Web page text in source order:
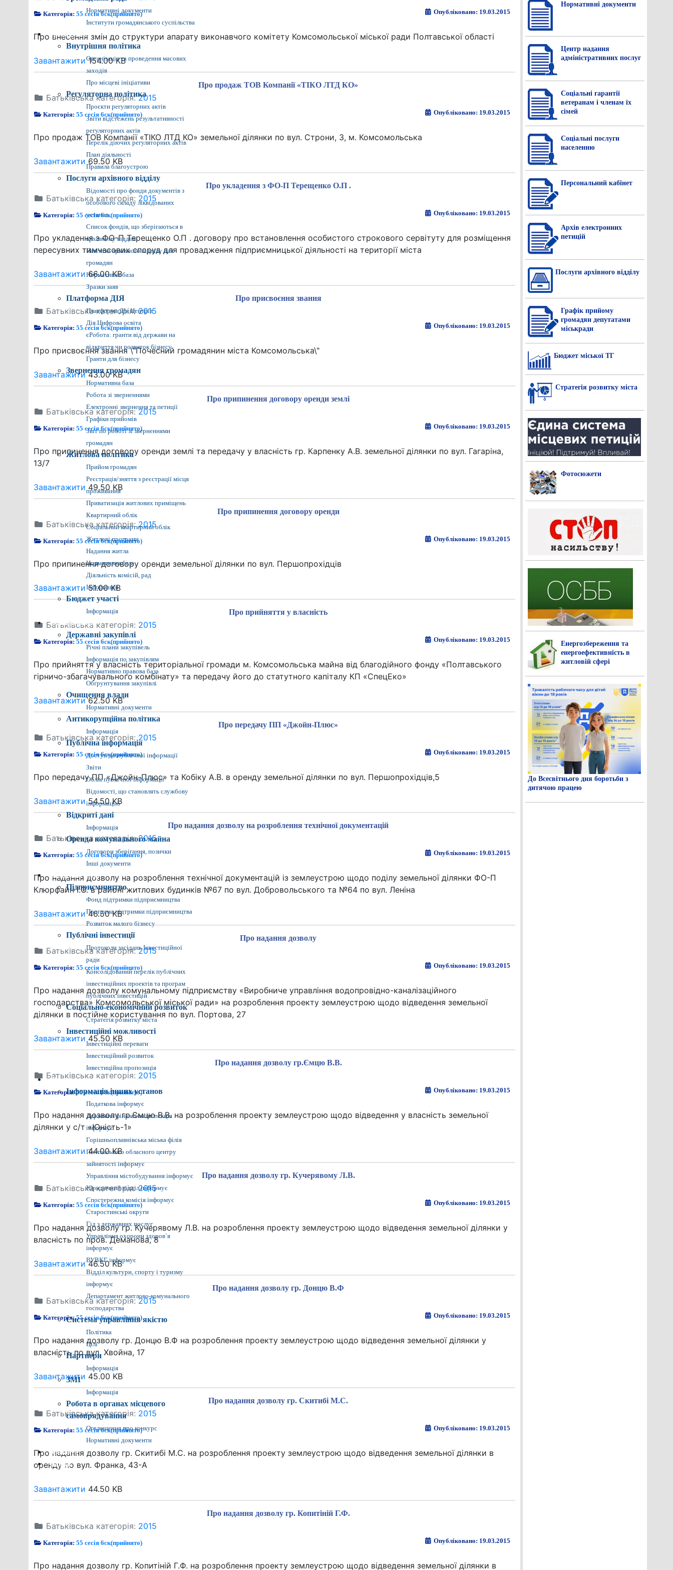
Нормативні документи
Інститути громадянського суспільства
Громадянам
Внутрішня політика
Організація та проведення масових
заходів
Про місцеві ініціативи
Регуляторна політика
Проєкти регуляторних актів
Звіти відстежень результативності
регуляторних актів
Перелік діючих регуляторних актів
План діяльності
Правила благоустрою
Послуги архівного відділу
Відомості про фонди документів з
особового складу ліквідованих
установ
Список фондів, що зберігаються в
архівному відділі
Пам'ятка архівного відділу для
громадян
Нормативна база
Зразки заяв
Платформа ДІЯ
Платформа ДІя.Центрів
Дія.Цифрова освіта
єРобота: гранти від держави на
відкриття чи розвиток бізнесу
Гранти для бізнесу
Звернення громадян
Нормативна база
Робота зі зверненнями
Електронні звернення та петиції
Графіки прийомів
Звіт по роботі зі зверненнями
громадян
Житлова політика
Прийом громадян
Реєстрація/зняття з реєстрації місця
проживання
Приватизація житлових приміщень
Квартирний облік
Соціальний квартирний облік
Житлові програми
Надання житла
Нормативна база
Діяльність комісій, рад
Інформація
Бюджет участі
Інформація
Прозора влада
Державні закупівлі
Річні плани закупівель
Інформація по закупівлям
Нормативно правова база
Обґрунтування закупівлі
Очищення влади
Нормативні документи
Антикорупційна політика
Інформація
Публічна інформація
Доступ до публічної інформації
Звіти
Облік публічної інформації
Відомості, що становлять службову
інформацію
Відкриті дані
Інформація
Оренда комунального майна
Договори зберігання, позички
Інші документи
Економіка міста
Підприємництво
Фонд підтримки підприємництва
Програма підтримки підприємництва
Розвиток малого бізнесу
Публічні інвестиції
Протоколи засідань Інвестиційної
ради
Консолідований перелік публічних
інвестиційних проектів та програм
публічних інвестицій
Соціально-економічний розвиток
Стратегія розвитку міста
Інвестиційні можливості
Інвестиційні переваги
Інвестиційний розвиток
Інвестиційна пропозиція
Різне
Інформація інших установ
Податкова інформує
Державна фінансова інспекція
інформує
Горішньоплавнівська міська філія
Полтавського обласного центру
зайнятості інформує
Управління містобудування інформує
Юридичний відділ інформує
Спостережна комісія інформує
Старостинські округи
Гід з державних послуг
Управління охорони здоров`я
інформує
ВУВКГ інформує
Відділ культури, спорту і туризму
інформує
Департамент житлово-комунального
господарства
Система управління якістю
Політика
Цілі
Партнери
Інформація
ЗМІ
Інформація
Робота в органах місцевого
самоврядування
Оголошення про конкурс
Нормативні документи
Контакти
Пошук
Категорія:55 сесія 6ск(прийнято) Опубліковано: 19.03.2015
Про внесення змін до структури апарату виконавчого комітету Комсомольської міської ради Полтавської області
Завантажити154.00 KB
Про продаж ТОВ Компанії «ТІКО ЛТД КО»
Батьківська категорія:2015
Категорія:55 сесія 6ск(прийнято) Опубліковано: 19.03.2015
Про продаж ТОВ Компанії «ТІКО ЛТД КО» земельної ділянки по вул. Строни, 3, м. Комсомольська
Завантажити 69.50 KB
Про укладення з ФО-П Терещенко О.П .
Батьківська категорія: 2015
Категорія:55 сесія 6ск(прийнято) Опубліковано: 19.03.2015
Про укладення з ФО-П Терещенко О.П . договору про встановлення особистого строкового сервітуту для розміщення
пересувних тимчасових споруд для провадження підприємницької діяльності на території міста
Завантажити66.00 KB
Про присвоєння звання
Батьківська категорія:2015
Категорія:55 сесія 6ск(прийнято) Опубліковано: 19.03.2015
Про присвоєння звання \"Почесний громадянин міста Комсомольська\"
Завантажити43.00 KB
Про припинення договору оренди землі
Батьківська категорія:2015
Категорія:55 сесія 6ск(прийнято) Опубліковано: 19.03.2015
Про припинення договору оренди землі та передачу у власність гр. Карпенку А.В. земельної ділянки по вул. Гагаріна,
13/7
Завантажити 49.50 KB
Про припинення договору оренди
Батьківська категорія:2015
Категорія:55 сесія 6ск(прийнято) Опубліковано: 19.03.2015
Про припинення договору оренди земельної ділянки по вул. Першопрохідців
Завантажити51.00 KB
Про прийняття у власність
Батьківська категорія: 2015
Категорія:55 сесія 6ск(прийнято) Опубліковано: 19.03.2015
Про прийняття у власність територіальної громади м. Комсомольська майна від благодійного фонду «Полтавського
гірничо-збагачувального комбінату» та передачу його до статутного капіталу КП «СпецЕко»
Завантажити62.50 KB
Про передачу ПП «Джойн-Плюс»
Батьківська категорія:2015
Категорія:55 сесія 6ск(прийнято) Опубліковано: 19.03.2015
Про передачу ПП «Джойн-Плюс» та Кобіку А.В. в оренду земельної ділянки по вул. Першопрохідців,5
Завантажити54.50 KB
Про надання дозволу на розроблення технічної документацій
Батьківська категорія:2015
Категорія:55 сесія 6ск(прийнято) Опубліковано: 19.03.2015
Про надання дозволу на розроблення технічної документацій із землеустрою щодо поділу земельної ділянки ФО-П
Клюрфайн І.О. в районі житлових будинків №67 по вул. Добровольського та №64 по вул. Леніна
Завантажити46.50 KB
Про надання дозволу
Батьківська категорія:2015
Категорія:55 сесія 6ск(прийнято) Опубліковано: 19.03.2015
Про надання дозволу комунальному підприємству «Виробниче управління водопровідно-каналізаційного
господарства» Комсомольської міської ради» на розроблення проекту землеустрою щодо відведення земельної
ділянки в постійне користування по вул. Портова, 27
Завантажити 45.50 KB
Про надання дозволу гр.Ємцю В.В.
Батьківська категорія: 2015
Категорія:55 сесія 6ск(прийнято) Опубліковано: 19.03.2015
Про надання дозволу гр.Ємцю В.В. на розроблення проекту землеустрою щодо відведення у власність земельної
ділянки у с/т «Юність-1»
Завантажити44.00 KB
Про надання дозволу гр. Кучерявому Л.В.
Батьківська категорія:2015
Категорія:55 сесія 6ск(прийнято) Опубліковано: 19.03.2015
Про надання дозволу гр. Кучерявому Л.В. на розроблення проекту землеустрою щодо відведення земельної ділянки у
власність по пров. Деманова, 8
Завантажити46.50 KB
Про надання дозволу гр. Донцю В.Ф
Батьківська категорія:2015
Категорія:55 сесія 6ск(прийнято) Опубліковано: 19.03.2015
Про надання дозволу гр. Донцю В.Ф на розроблення проекту землеустрою щодо відведення земельної ділянки у
власність по вул. Хвойна, 17
Завантажити 45.00 KB
Про надання дозволу гр. Скитибі М.С.
Батьківська категорія: 2015
Категорія:55 сесія 6ск(прийнято) Опубліковано: 19.03.2015
Про надання дозволу гр. Скитибі М.С. на розроблення проекту землеустрою щодо відведення земельної ділянки в
оренду по вул. Франка, 43-А
Завантажити 44.50 KB
Про надання дозволу гр. Копитіній Г.Ф.
Батьківська категорія: 2015
Категорія:55 сесія 6ск(прийнято) Опубліковано: 19.03.2015
Про надання дозволу гр. Копитіній Г.Ф. на розроблення проекту землеустрою щодо відведення земельної ділянки в
Нормативнi документи
Центр надання
адміністративних послуг
Соціальні гарантії
ветеранам і членам їх
сімей
Соціальні послуги
населенню
Персональний кабінет
Архів електронних
петицій
Послуги архівного відділу
Графік прийому
громадян депутатами
міськради
Бюджет міської ТГ
Стратегія розвитку міста
Фотосюжети
Енергозбереження та
енергоефективність в
житловій сфері
До Всесвітнього дня боротьби з
дитячою працею